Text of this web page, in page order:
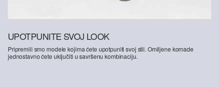
UPOTPUNITE SVOJ LOOK
Pripremili smo modele kojima ćete upotpuniti svoj stil. Omiljene komade
jednostavno ćete uključiti u savršenu kombinaciju.